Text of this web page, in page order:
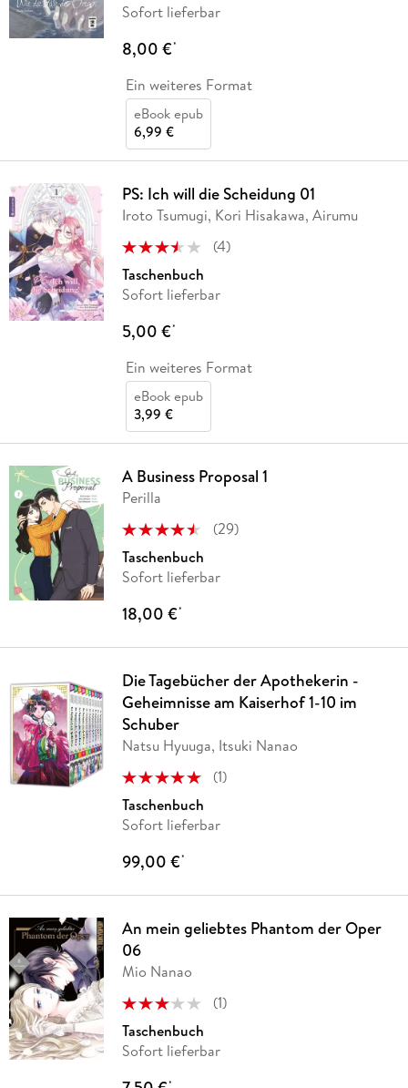
Sofort lieferbar
8,00 €*
Ein weiteres Format
eBook epub
6,99 €
PS: Ich will die Scheidung 01
Iroto Tsumugi, Kori Hisakawa, Airumu
(4)
Taschenbuch
Sofort lieferbar
5,00 €*
Ein weiteres Format
eBook epub
3,99 €
A Business Proposal 1
Perilla
(29)
Taschenbuch
Sofort lieferbar
18,00 €*
Die Tagebücher der Apothekerin -
Geheimnisse am Kaiserhof 1-10 im
Schuber
Natsu Hyuuga, Itsuki Nanao
(1)
Taschenbuch
Sofort lieferbar
99,00 €*
An mein geliebtes Phantom der Oper
06
Mio Nanao
(1)
Taschenbuch
Sofort lieferbar
*